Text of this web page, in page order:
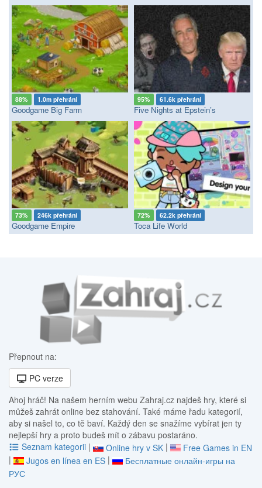
88% 1.0m přehrání
Goodgame Big Farm
95% 61.6k přehrání
Five Nights at Epstein’s
73% 246k přehrání
Goodgame Empire
72% 62.2k přehrání
Toca Life World
Přepnout na:
PC verze
Ahoj hráč! Na našem herním webu Zahraj.cz najdeš hry, které si
můžeš zahrát online bez stahování. Také máme řadu kategorií,
aby si našel to, co tě baví. Každý den se snažíme vybírat jen ty
nejlepší hry a proto budeš mít o zábavu postaráno.
Seznam kategorii | Online hry v SK |
Free Games in EN
|
Jugos en línea en ES |
Бесплатные онлайн-игры на
РУС